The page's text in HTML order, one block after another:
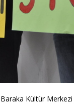
Baraka Kültür